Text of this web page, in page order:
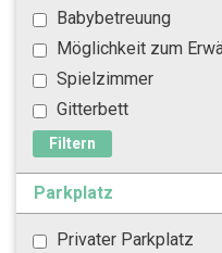
Babybetreuung
Möglichkeit zum
Spielzimmer
Gitterbett
Filtern
Parkplatz
Privater Parkplatz